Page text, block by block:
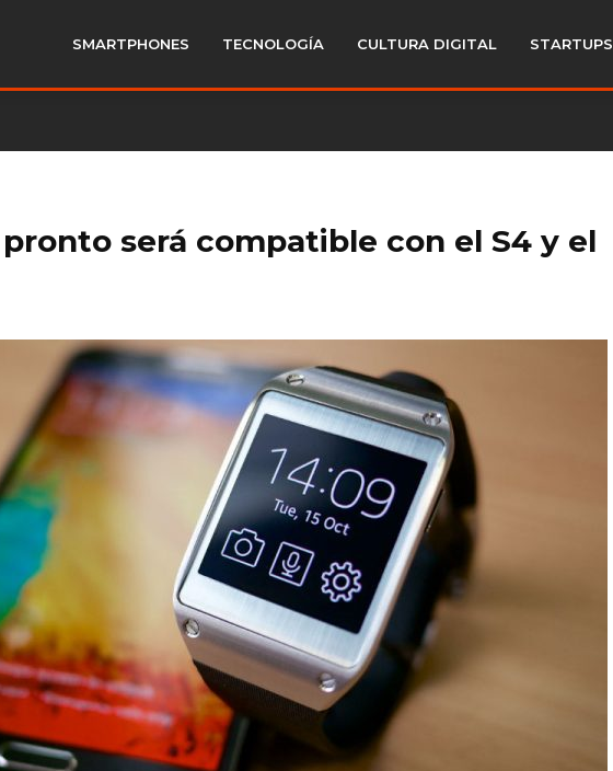
SMARTPHONES TECNOLOGÍA CULTURA DIGITAL STARTUPS
pronto será compatible con el S4 y el